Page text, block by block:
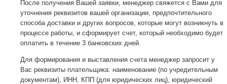
После получения Вашей заявки, менеджер свяжется с Вами для
уточнения реквизитов вашей организации, предпочтительного
способа доставки и других вопросов, которые могут возникнуть в
процессе работы, и сформирует счет, который необходимо будет
оплатить в течение 3 банковских дней.
Для формирования и выставления счета менеджер запросит у
Вас реквизиты плательщика: наименование (по учредительным
документам), ИНН, КПП (для юридических лиц), юридический